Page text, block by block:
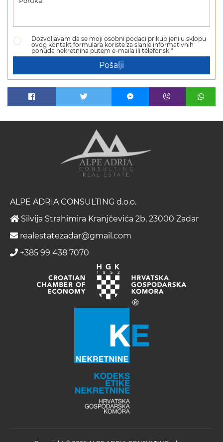
Dozvoljavam da se moji osobni podaci prikupljeni u sklopu
ovog kontakt formulara koriste za slanje informativnih
ponuda nekretnina putem e-maila ili telefonski*
Pošalji
ALPE ADRIA CONSULTING d.o.o.
Silvija Strahimira Kranjčevića 2b, 23000 Zadar
realestatezadar@gmail.com
+385 99 438 7070